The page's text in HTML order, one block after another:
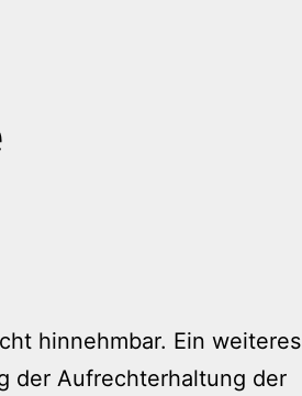
hinnehmbar. Ein weiteres
der Aufrechterhaltung der